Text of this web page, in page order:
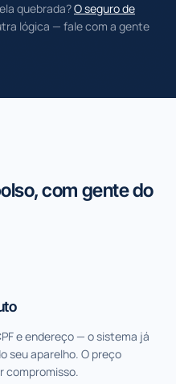
quebrada?O seguro de
lógica — fale com a gente
com gente do
e endereço — o sistema já
seu aparelho. O preço
compromisso.